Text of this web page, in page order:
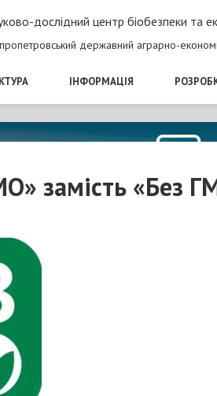
дослідний центр біобезпеки та
державний аграрно-
ІНФОРМАЦІЯ
замість «Без